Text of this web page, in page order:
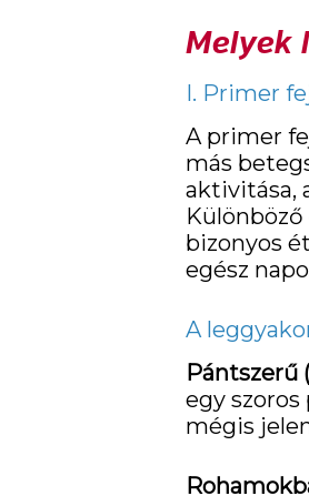
Melyek
I. Primer
A primer
más
aktivitása,
bizonyos
egész
A
Pántszerű
egy
mégis